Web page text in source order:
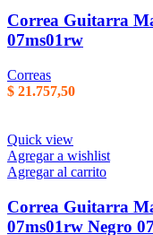
Correa Guitarra
07ms01rw
Correas
$ 21.757,50
Quick view
Agregar a wishlist
Agregar al carrito
Correa Guitarra
07ms01rw Negro